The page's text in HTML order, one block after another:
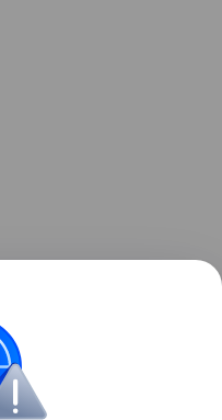
живые клетки.